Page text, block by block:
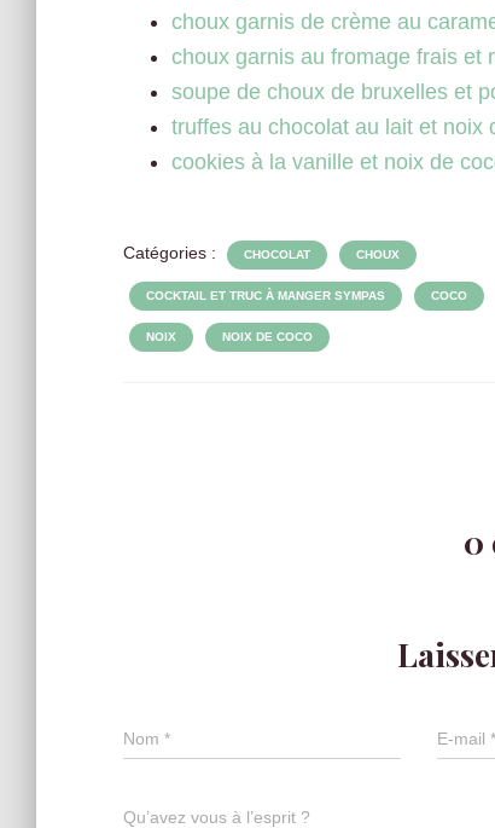
choux garnis de crème au
choux garnis au fromage frais et
soupe de choux de bruxelles et
truffes au chocolat au lait et noix
cookies à la vanille et noix de
Catégories : CHOCOLAT CHOUX
COCKTAIL ET TRUC À MANGER SYMPAS COCO
NOIX NOIX DE COCO
0
Nom * E-mail *
Qu’avez vous à l’esprit ?